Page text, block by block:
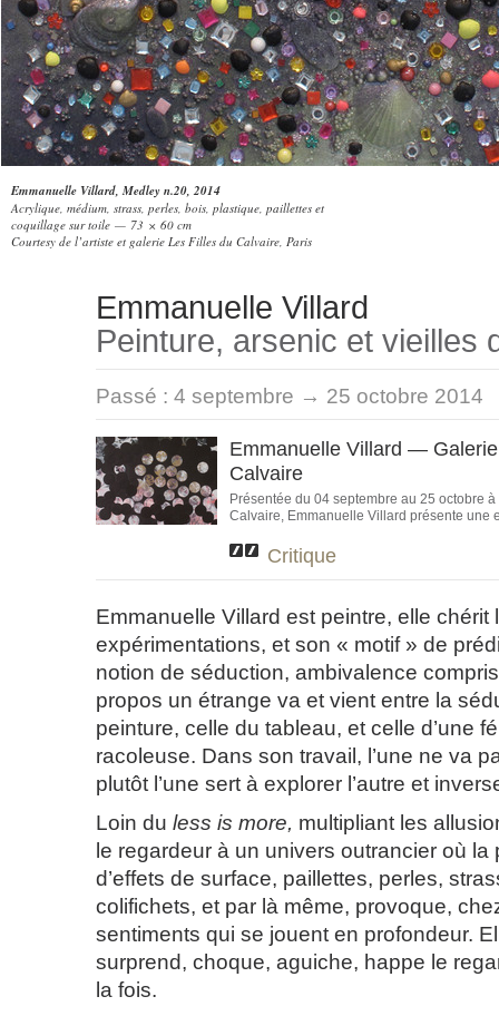
Emmanuelle Villard, Medley n.20, 2014
Acrylique, médium, strass, perles, bois, plastique, paillettes et
coquillage sur toile — 73 × 60 cm
Courtesy de l’artiste et galerie Les Filles du Calvaire, Paris
Emmanuelle Villard
Peinture, arsenic et vieilles
Passé : 4 septembre → 25 octobre 2014
Emmanuelle Villard —
Calvaire
Présentée du 04 septembre au 25 octobre
Calvaire, Emmanuelle Villard présente une
Critique
Emmanuelle Villard est peintre, elle chérit
expérimentations, et son « motif » de
notion de séduction, ambivalence
propos un étrange va et vient entre la
peinture, celle du tableau, et celle d’une
racoleuse. Dans son travail, l’une ne va
plutôt l’une sert à explorer l’autre et
Loin du less is more, multipliant les
le regardeur à un univers outrancier où la
d’effets de surface, paillettes, perles,
colifichets, et par là même, provoque,
sentiments qui se jouent en profondeur.
surprend, choque, aguiche, happe le
la fois.